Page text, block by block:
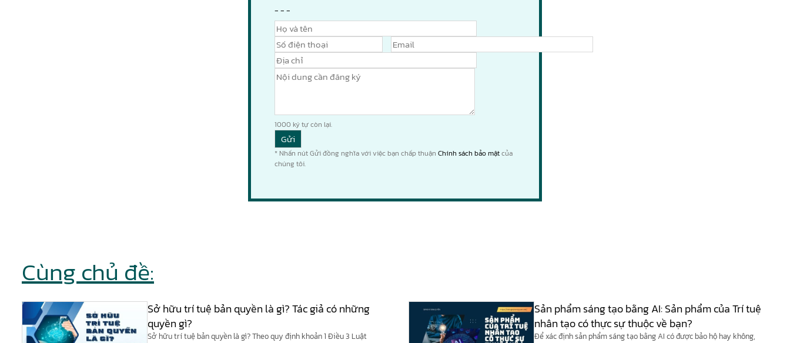
- - -
1000 ký tự còn lại.
* Nhấn nút Gửi đồng nghĩa với việc bạn chấp thuận Chính sách bảo mậtcủa
chúng tôi.
Cùng chủ đề:
Sở hữu trí tuệ bản quyền là gì? Tác giả có những
quyền gì?
Sở hữu trí tuệ bản quyền là gì? Theo quy định khoản 1 Điều 3 Luật
Sản phẩm sáng tạo bằng AI: Sản phẩm của Trí tuệ
nhân tạo có thực sự thuộc về bạn?
Để xác định sản phẩm sáng tạo bằng AI có được bảo hộ hay không,